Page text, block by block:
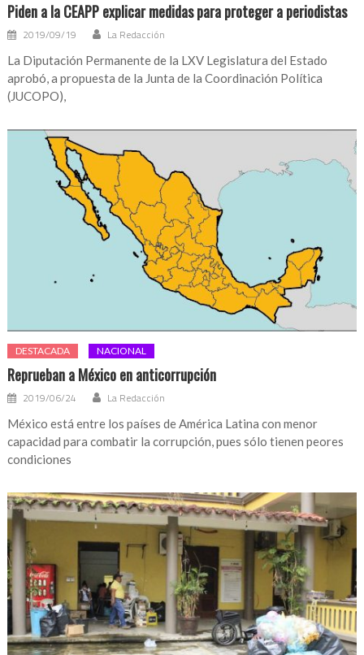
Piden a la CEAPP explicar medidas para proteger a periodistas
2019/09/19 La Redacción
La Diputación Permanente de la LXV Legislatura del Estado
aprobó, a propuesta de la Junta de la Coordinación Política
(JUCOPO),
DESTACADA NACIONAL
Reprueban a México en anticorrupción
2019/06/24 La Redacción
México está entre los países de América Latina con menor
capacidad para combatir la corrupción, pues sólo tienen peores
condiciones